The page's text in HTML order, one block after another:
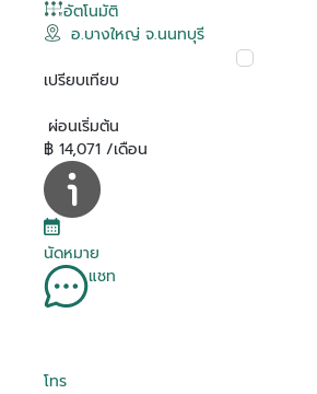
อัตโนมัติ
อ.บางใหญ่ จ.นนทบุรี
เปรียบเทียบ
ผ่อนเริ่มต้น
฿ 14,071 /เดือน
นัดหมาย
แชท
โทร